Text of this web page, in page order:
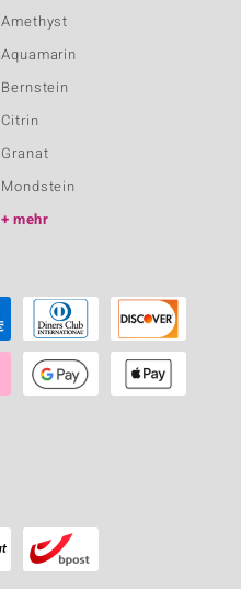
Amethyst
Aquamarin
Bernstein
Citrin
Granat
Mondstein
mehr